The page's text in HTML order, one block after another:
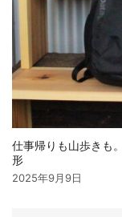
仕事帰りも山歩きも
形
2025年9月9日